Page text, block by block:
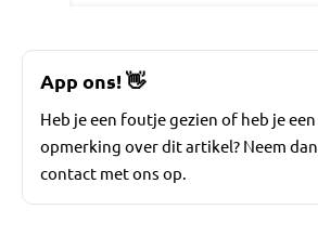
App ons!👋
Heb je een foutje gezien of heb je een
opmerking over dit artikel? Neem dan
contact met ons op.